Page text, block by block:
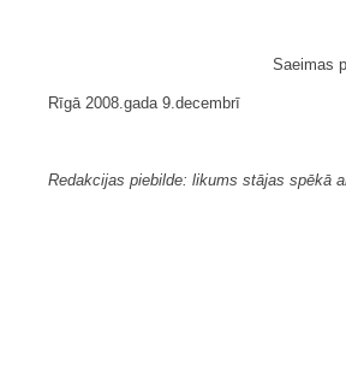
Saeimas
Rīgā 2008.gada 9.decembrī
Redakcijas piebilde: likums stājas spēkā